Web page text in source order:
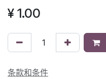
¥ 1.00
条款和条件